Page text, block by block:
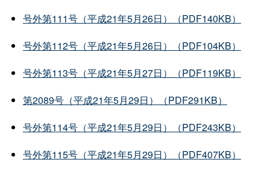
号外第111号（平成21年5月26日）（PDF140KB）
号外第112号（平成21年5月26日）（PDF104KB）
号外第113号（平成21年5月27日）（PDF119KB）
第2089号（平成21年5月29日）（PDF291KB）
号外第114号（平成21年5月29日）（PDF243KB）
号外第115号（平成21年5月29日）（PDF407KB）